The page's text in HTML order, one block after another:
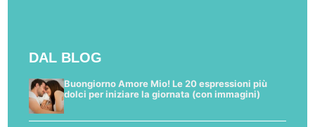
DAL BLOG
Buongiorno Amore Mio! Le 20 espressioni più
dolci per iniziare la giornata (con immagini)